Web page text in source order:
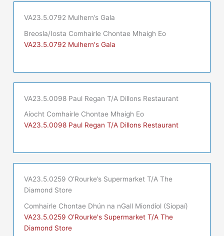
VA23.5.0792 Mulhern’s Gala
Breosla/Iosta Comhairle Chontae Mhaigh Eo
VA23.5.0792 Mulhern's Gala
VA23.5.0098 Paul Regan T/A Dillons Restaurant
Aíocht Comhairle Chontae Mhaigh Eo
VA23.5.0098 Paul Regan T/A Dillons Restaurant
VA23.5.0259 O’Rourke’s Supermarket T/A The
Diamond Store
Comhairle Chontae Dhún na nGall Miondíol (Siopaí)
VA23.5.0259 O'Rourke's Supermarket T/A The
Diamond Store